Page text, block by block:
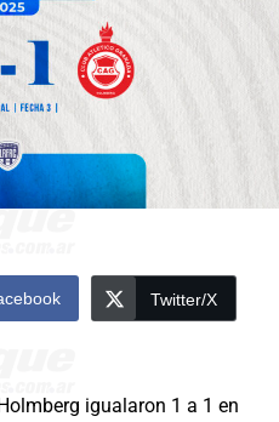
Twitter/X
igualaron 1 a 1 en